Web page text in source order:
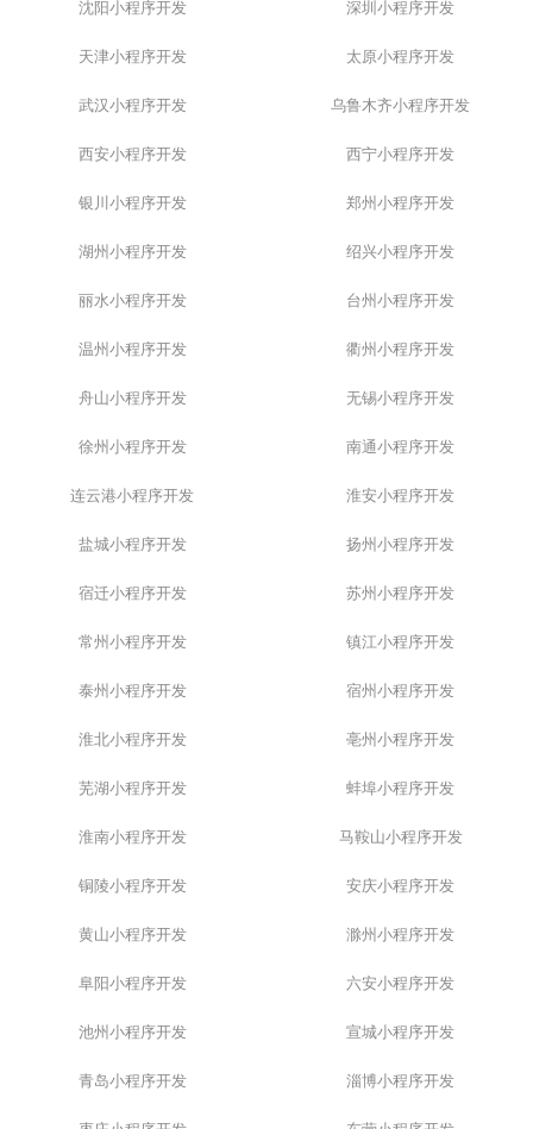
沈阳小程序开发 深圳小程序开发
天津小程序开发 太原小程序开发
武汉小程序开发 乌鲁木齐小程序开发
西安小程序开发 西宁小程序开发
银川小程序开发 郑州小程序开发
湖州小程序开发 绍兴小程序开发
丽水小程序开发 台州小程序开发
温州小程序开发 衢州小程序开发
舟山小程序开发 无锡小程序开发
徐州小程序开发 南通小程序开发
连云港小程序开发 淮安小程序开发
盐城小程序开发 扬州小程序开发
宿迁小程序开发 苏州小程序开发
常州小程序开发 镇江小程序开发
泰州小程序开发 宿州小程序开发
淮北小程序开发 亳州小程序开发
芜湖小程序开发 蚌埠小程序开发
淮南小程序开发 马鞍山小程序开发
铜陵小程序开发 安庆小程序开发
黄山小程序开发 滁州小程序开发
阜阳小程序开发 六安小程序开发
池州小程序开发 宣城小程序开发
青岛小程序开发 淄博小程序开发